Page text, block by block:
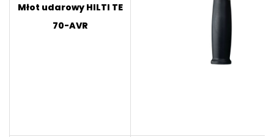
Młot udarowy HILTI TE
70-AVR